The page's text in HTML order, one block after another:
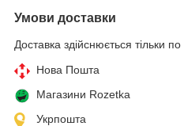
Умови доставки
Доставка здійснюється тільки
Нова Пошта
Магазини Rozetka
Укрпошта